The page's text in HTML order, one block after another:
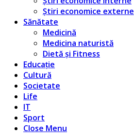
Știri economice externe
Sănătate
Medicină
Medicina naturistă
Dietă și Fitness
Educație
Cultură
Societate
Life
IT
Sport
Close Menu